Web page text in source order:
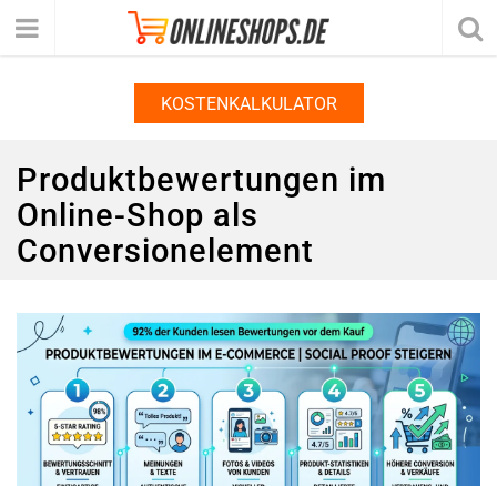
KOSTENKALKULATOR
Produktbewertungen im
Online-Shop als
Conversionelement